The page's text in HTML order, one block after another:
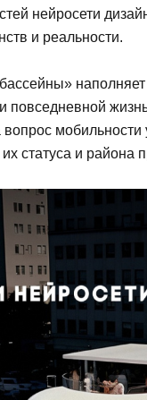
нейросети
и реальности.
повседневной
мобильности
статуса и района